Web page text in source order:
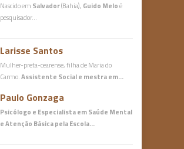
Nascido em Salvador(Bahia), Guido Meloé
pesquisador…
Larisse Santos
Mulher-preta-cearense, filha de Maria do
Carmo.Assistente Social e mestra em…
Paulo Gonzaga
Psicólogo e Especialista em Saúde Mental
e Atenção Básicapela Escola…